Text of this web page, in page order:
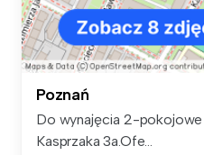
Poznań
Do wynajęcia 2-pokojowe
Kasprzaka 3a.Ofe...